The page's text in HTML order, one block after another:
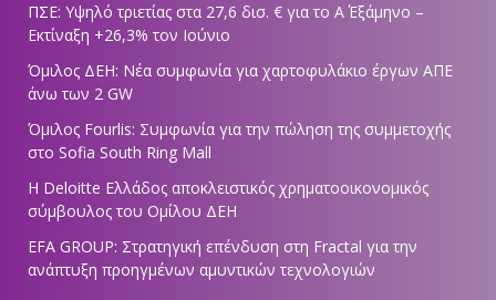
ΠΣΕ: Υψηλό τριετίας στα 27,6 δισ. € για το Α΄ Εξάμηνο –
Εκτίναξη +26,3% τον Ιούνιο
Όμιλος ΔΕΗ: Νέα συμφωνία για χαρτοφυλάκιο έργων ΑΠΕ
άνω των 2 GW
Όμιλος Fourlis: Συμφωνία για την πώληση της συμμετοχής
στο Sofia South Ring Mall
Η Deloitte Ελλάδος αποκλειστικός χρηματοοικονομικός
σύμβουλος του Ομίλου ΔΕΗ
EFA GROUP: Στρατηγική επένδυση στη Fractal για την
ανάπτυξη προηγμένων αμυντικών τεχνολογιών